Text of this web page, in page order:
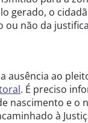
gerado, o
ou não da
ausência ao
. É preciso
nascimento e
à